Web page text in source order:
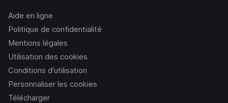
Aide en ligne
Politique de confidentialité
Mentions légales
Utilisation des cookies
Conditions d’utilisation
Personnaliser les cookies
Télécharger